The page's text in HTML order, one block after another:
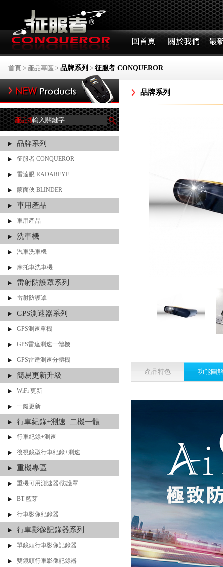
首頁 > 產品專區 > 品牌系列 > 征服者 CONQUEROR
產品搜尋
品牌系列
征服者 CONQUEROR
雷達眼 RADAREYE
蒙面俠 BLINDER
車用產品
車用產品
洗車機
汽車洗車機
摩托車洗車機
雷射防護罩系列
雷射防護罩
GPS測速器系列
GPS測速單機
GPS雷達測速一體機
GPS雷達測速分體機
簡易更新升級
WiFi 更新
一鍵更新
行車紀錄+測速_二機一體
行車紀錄+測速
後視鏡型行車紀錄+測速
重機專區
重機可用測速器/防護罩
BT 藍芽
行車影像紀錄器
行車影像記錄器系列
單鏡頭行車影像記錄器
雙鏡頭行車影像記錄器
品牌系列
產品特色 功能圖解